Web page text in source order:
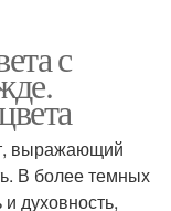
с
выражающий
В более темных
духовность,